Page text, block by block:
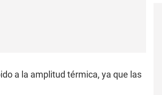
a la amplitud térmica, ya que las